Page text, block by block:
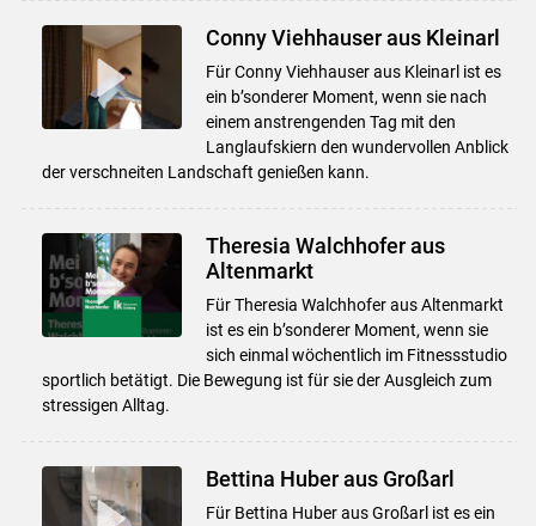
Conny Viehhauser aus Kleinarl
Für Conny Viehhauser aus Kleinarl ist es
ein b’sonderer Moment, wenn sie nach
einem anstrengenden Tag mit den
Langlaufskiern den wundervollen Anblick
der verschneiten Landschaft genießen kann.
Theresia Walchhofer aus
Altenmarkt
Für Theresia Walchhofer aus Altenmarkt
ist es ein b’sonderer Moment, wenn sie
sich einmal wöchentlich im Fitnessstudio
sportlich betätigt. Die Bewegung ist für sie der Ausgleich zum
stressigen Alltag.
Bettina Huber aus Großarl
Für Bettina Huber aus Großarl ist es ein